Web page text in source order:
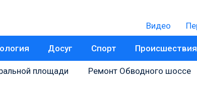
Видео
Досуг Спорт Происшествия
площади Ремонт Обводного шоссе